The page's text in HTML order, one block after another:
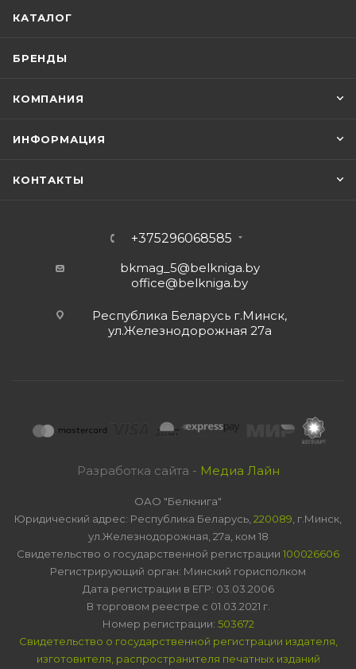
КАТАЛОГ
БРЕНДЫ
КОМПАНИЯ
ИНФОРМАЦИЯ
КОНТАКТЫ
+375296068585
bkmag_5@belkniga.by
office@belkniga.by
Республика Беларусь г.Минск,
ул.Железнодорожная 27а
Разработка сайта - Медиа Лайн
ОАО "Белкнига"
Юридический адрес: Республика Беларусь, 220089 , г.Минск,
ул.Железнодорожная, 27а, ком 18
Свидетельство о государственной регистрации 100026606
Регистрирующий орган: Минский горисполком
Дата регистрации в ЕГР: 03.03.2006
В торговом реестре с 01.03.2021 г.
Номер регистрации: 503672
Свидетельство о государственной регистрации издателя,
изготовителя, распространителя печатных изданий